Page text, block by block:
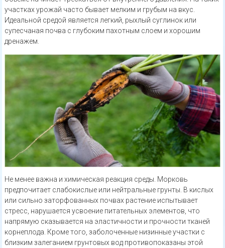
участках урожай часто бывает мелким и грубым на вкус.
Идеальной средой является легкий, рыхлый суглинок или
супесчаная почва с глубоким пахотным слоем и хорошим
дренажем.
Не менее важна и химическая реакция среды. Морковь
предпочитает слабокислые или нейтральные грунты. В кислых
или сильно заторфованных почвах растение испытывает
стресс, нарушается усвоение питательных элементов, что
напрямую сказывается на эластичности и прочности тканей
корнеплода. Кроме того, заболоченные низинные участки с
близким залеганием грунтовых вод противопоказаны этой